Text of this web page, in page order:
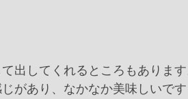
出してくれるところもありま
があり、なかなか美味しいで